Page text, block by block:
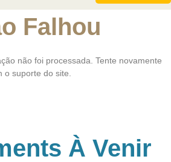
Falhou
não foi processada. Tente novamente
suporte do site.
À Venir